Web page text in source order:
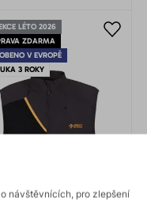
areobní aktivitu.
LÉTO 2026
ZDARMA
V EVROPĚ
3 ROKY
návštěvnících, pro zlepšení